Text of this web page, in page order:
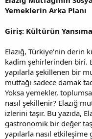
a
a
t
a
i
i
Yemeklerin Arka Planı
Giriş: Kültürün
Elazığ, Türkiye'nin derin
kadim şehirlerinden biri.
yapılarla şekillenen bir
mutfağı sadece damak
Yoksa yemekler,
nasıl şekillenir? Elazığ
izlerini taşır. Bu yazıda,
gastronomik bir değer
yapılarla nasıl